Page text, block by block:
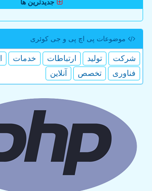
جدیدترین ها
موضوعات پی اچ پی و جی كوئری
شركت تولید ارتباطات خدمات
فناوری
تخصص آنلاین